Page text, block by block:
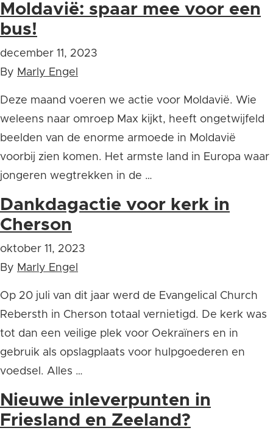
Moldavië: spaar mee voor een
bus!
december 11, 2023
By Marly Engel
Deze maand voeren we actie voor Moldavië. Wie
weleens naar omroep Max kijkt, heeft ongetwijfeld
beelden van de enorme armoede in Moldavië
voorbij zien komen. Het armste land in Europa waar
jongeren wegtrekken in de …
Dankdagactie voor kerk in
Cherson
oktober 11, 2023
By Marly Engel
Op 20 juli van dit jaar werd de Evangelical Church
Rebersth in Cherson totaal vernietigd. De kerk was
tot dan een veilige plek voor Oekraïners en in
gebruik als opslagplaats voor hulpgoederen en
voedsel. Alles …
Nieuwe inleverpunten in
Friesland en Zeeland?